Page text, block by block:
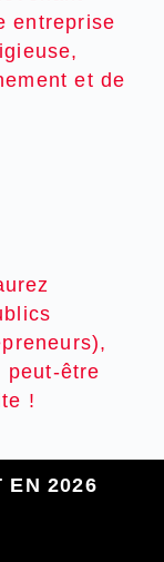
entreprise
et de
peut-être
!
EN 2026